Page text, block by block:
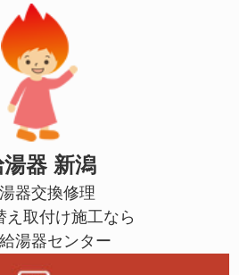
湯器 新潟
器交換修理
え取付け施工なら
湯器センター